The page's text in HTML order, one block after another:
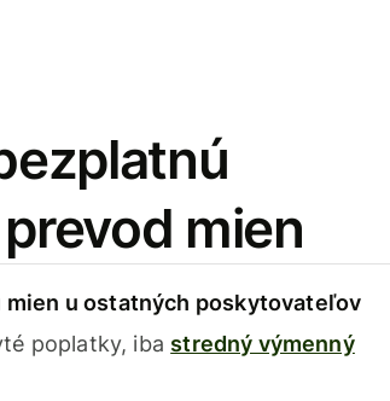
mien
u ostatných poskytovateľov
poplatky, iba stredný výmenný